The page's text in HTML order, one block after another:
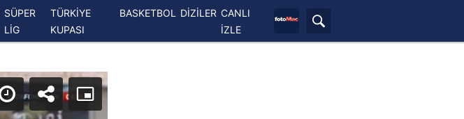
SÜPER
LİG
TÜRKİYE
KUPASI
BASKETBOL DİZİLER CANLI
İZLE